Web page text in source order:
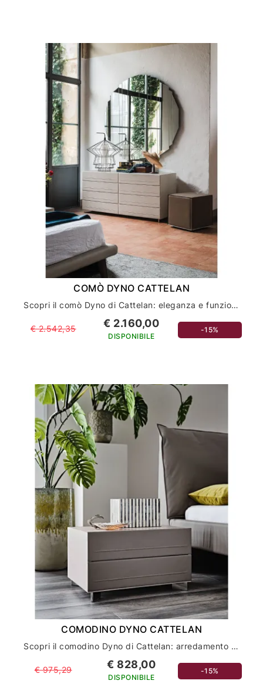
COMÒ DYNO CATTELAN
Scopri il comò Dyno di Cattelan: eleganza e funzionalità per l'arredamento della tua casa
€ 2.542,35 € 2.160,00
DISPONIBILE
-15%
COMODINO DYNO CATTELAN
Scopri il comodino Dyno di Cattelan: arredamento casa e comodini di lusso
€ 975,29 € 828,00
DISPONIBILE
-15%